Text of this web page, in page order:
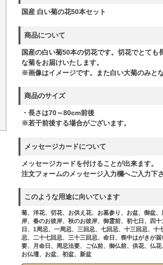
国産 白い菊の花50本セット
商品について
国産の白い菊50本の切花です。切花でとても
な菊をお届けいたします。
※画像はイメージです。また白い大菊のみとな
商品のサイズ
・長さは70～80cm前後
※若干前後する場合がございます。
メッセージカードについて
メッセージカードを付けることが出来ます。
注文フォームのメッセージ入力欄へご入力下さ
このような用途に向いています
菊、洋花、切花、お供え花、お墓参り、お盆、御盆
岸、春のお彼岸、秋のお彼岸、御霊前、初七日、四
日、1周忌、一周忌、三回忌、七回忌、十三回忌、十
忌、二十七回忌、三十三回忌、命日、喪中はがきが
要、月命日、周忌法要、ご仏前、御仏前、供花、仏花
お仏壇、お盆、初盆、新盆